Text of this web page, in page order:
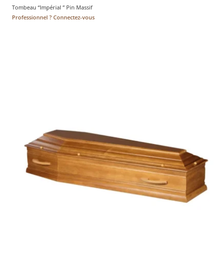
Tombeau “Impérial ” Pin Massif
Professionnel ? Connectez-vous